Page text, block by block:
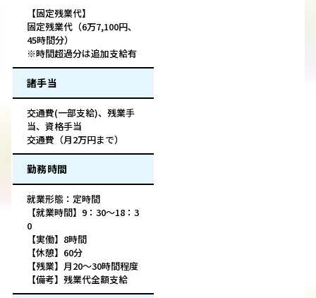
【固定残業代】
固定残業代（6万7,100円、
45時間分）
※時間超過分は追加支給有
諸手当
交通費(一部支給)、残業手
当、資格手当
交通費（月2万円まで）
勤務時間
就業形態：定時間
【就業時間】9：30～18：3
0
【実働】8時間
【休憩】60分
【残業】月20～30時間程度
【備考】残業代全額支給